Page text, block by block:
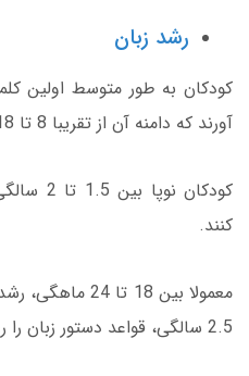
رشد زبان
آورند که دامنه آن از تقریبا 8 تا 18 ماهگی است.
کودکان
کنند.
معمولا بین 18
2.5 سالگی، قواعد دستور زبان را رعایت می کنند.